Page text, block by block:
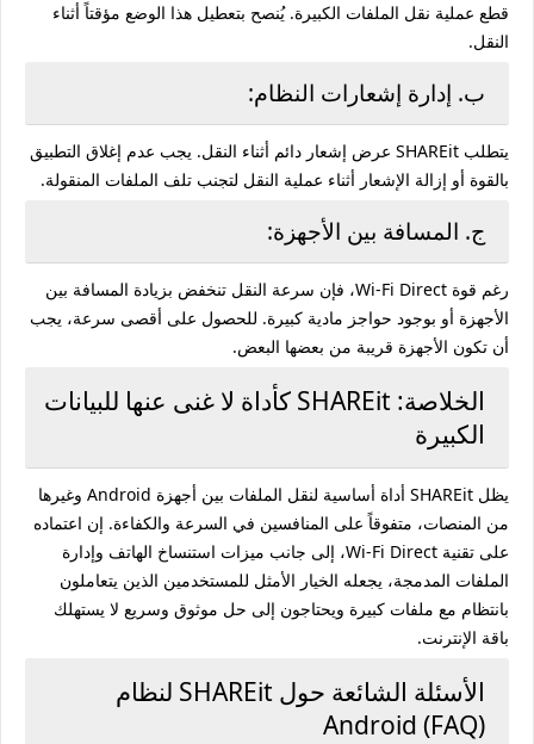
قطع عملية نقل الملفات الكبيرة. يُنصح بتعطيل هذا الوضع مؤقتاً أثناء
النقل.
ب. إدارة إشعارات النظام:
يتطلب SHAREit عرض إشعار دائم أثناء النقل. يجب عدم إغلاق التطبيق
بالقوة أو إزالة الإشعار أثناء عملية النقل لتجنب تلف الملفات المنقولة.
ج. المسافة بين الأجهزة:
رغم قوة Wi-Fi Direct، فإن سرعة النقل تنخفض بزيادة المسافة بين
الأجهزة أو بوجود حواجز مادية كبيرة. للحصول على أقصى سرعة، يجب
أن تكون الأجهزة قريبة من بعضها البعض.
الخلاصة: SHAREit كأداة لا غنى عنها للبيانات
الكبيرة
يظل SHAREit أداة أساسية لنقل الملفات بين أجهزة Android وغيرها
من المنصات، متفوقاً على المنافسين في السرعة والكفاءة. إن اعتماده
على تقنية Wi-Fi Direct، إلى جانب ميزات استنساخ الهاتف وإدارة
الملفات المدمجة، يجعله الخيار الأمثل للمستخدمين الذين يتعاملون
بانتظام مع ملفات كبيرة ويحتاجون إلى حل موثوق وسريع لا يستهلك
باقة الإنترنت.
الأسئلة الشائعة حول SHAREit لنظام
Android (FAQ)